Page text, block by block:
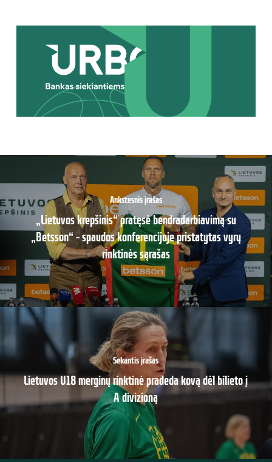
Ankstesnis įrašas
„Lietuvos krepšinis“ pratęsė bendradarbiavimą su
„Betsson“ – spaudos konferencijoje pristatytas vyrų
rinktinės sąrašas
Sekantis įrašas
Lietuvos U18 merginų rinktinė pradeda kovą dėl bilieto į
A divizioną